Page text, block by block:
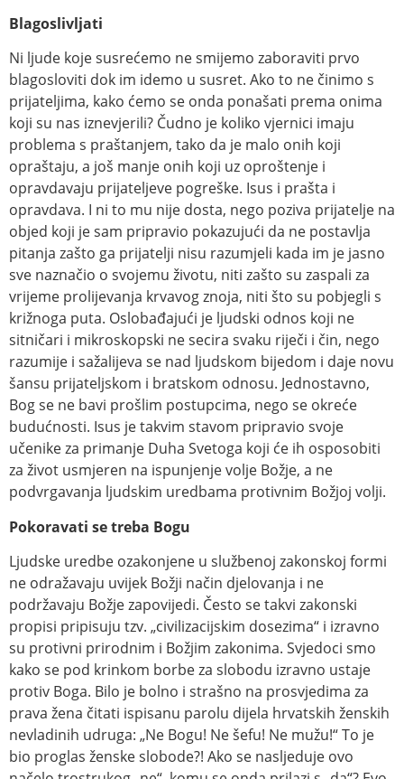
Blagoslivljati
Ni ljude koje susrećemo ne smijemo zaboraviti prvo
blagosloviti dok im idemo u susret. Ako to ne činimo s
prijateljima, kako ćemo se onda ponašati prema onima
koji su nas iznevjerili? Čudno je koliko vjernici imaju
problema s praštanjem, tako da je malo onih koji
opraštaju, a još manje onih koji uz oproštenje i
opravdavaju prijateljeve pogreške. Isus i prašta i
opravdava. I ni to mu nije dosta, nego poziva prijatelje na
objed koji je sam pripravio pokazujući da ne postavlja
pitanja zašto ga prijatelji nisu razumjeli kada im je jasno
sve naznačio o svojemu životu, niti zašto su zaspali za
vrijeme prolijevanja krvavog znoja, niti što su pobjegli s
križnoga puta. Oslobađajući je ljudski odnos koji ne
sitničari i mikroskopski ne secira svaku riječi i čin, nego
razumije i sažalijeva se nad ljudskom bijedom i daje novu
šansu prijateljskom i bratskom odnosu. Jednostavno,
Bog se ne bavi prošlim postupcima, nego se okreće
budućnosti. Isus je takvim stavom pripravio svoje
učenike za primanje Duha Svetoga koji će ih osposobiti
za život usmjeren na ispunjenje volje Božje, a ne
podvrgavanja ljudskim uredbama protivnim Božjoj volji.
Pokoravati se treba Bogu
Ljudske uredbe ozakonjene u službenoj zakonskoj formi
ne odražavaju uvijek Božji način djelovanja i ne
podržavaju Božje zapovijedi. Često se takvi zakonski
propisi pripisuju tzv. „civilizacijskim dosezima“ i izravno
su protivni prirodnim i Božjim zakonima. Svjedoci smo
kako se pod krinkom borbe za slobodu izravno ustaje
protiv Boga. Bilo je bolno i strašno na prosvjedima za
prava žena čitati ispisanu parolu dijela hrvatskih ženskih
nevladinih udruga: „Ne Bogu! Ne šefu! Ne mužu!“ To je
bio proglas ženske slobode?! Ako se nasljeduje ovo